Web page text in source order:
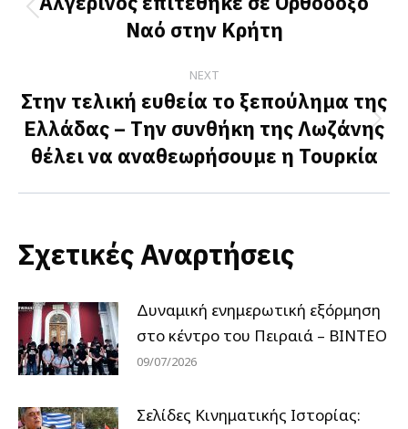
Previous
post:
Ναό στην Κρήτη
NEXT
Next
post:
Στην τελική ευθεία το ξεπούλημα της
Ελλάδας – Την συνθήκη της Λωζάνης
θέλει να αναθεωρήσουμε η Τουρκία
Σχετικές Αναρτήσεις
Δυναμική ενημερωτική εξόρμηση
στο κέντρο του Πειραιά – ΒΙΝΤΕΟ
09/07/2026
Σελίδες Κινηματικής Ιστορίας: